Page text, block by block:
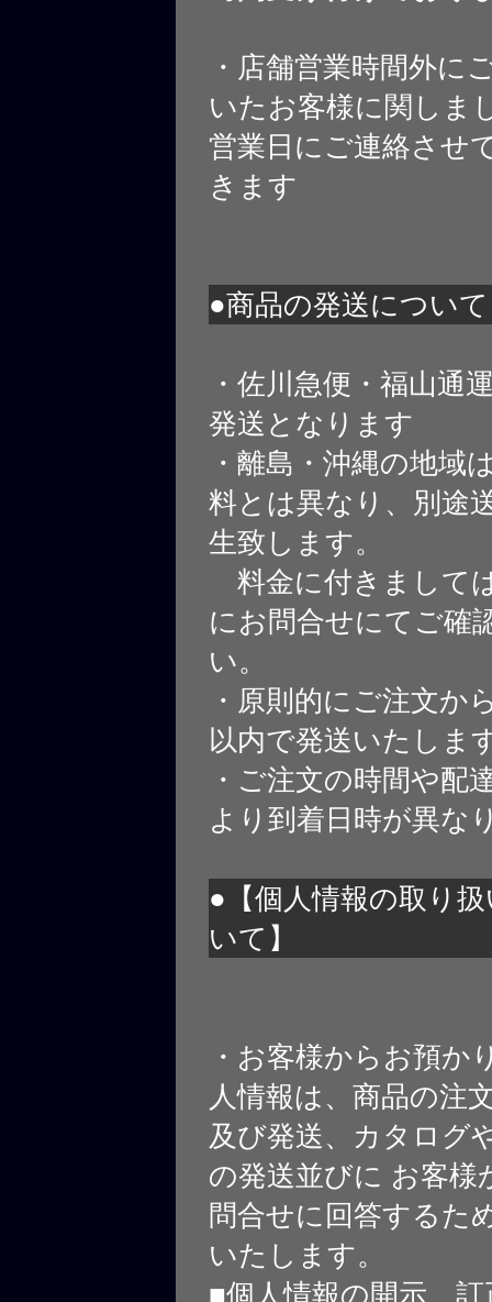
・店舗営業時間外に
いたお客様に関しま
営業日にご連絡させ
きます
●商品の発送について
・佐川急便・福山通
発送となります
・離島・沖縄の地域
料とは異なり、別途
生致します。
料金に付きまして
にお問合せにてご確
い。
・原則的にご注文か
以内で発送いたしま
・ご注文の時間や配
より到着日時が異な
●【個人情報の取り
いて】
・お客様からお預か
人情報は、商品の注
及び発送、カタログ
の発送並びに お客様
問合せに回答するた
いたします。
■個人情報の開示、